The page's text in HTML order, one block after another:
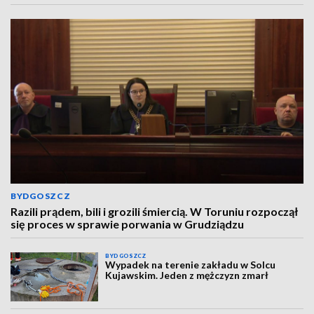
BYDGOSZCZ
Razili prądem, bili i grozili śmiercią. W Toruniu rozpoczął
się proces w sprawie porwania w Grudziądzu
BYDGOSZCZ
Wypadek na terenie zakładu w Solcu
Kujawskim. Jeden z mężczyzn zmarł